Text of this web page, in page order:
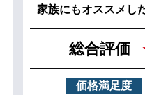
家族にもオススメし
総合評価
価格満足度